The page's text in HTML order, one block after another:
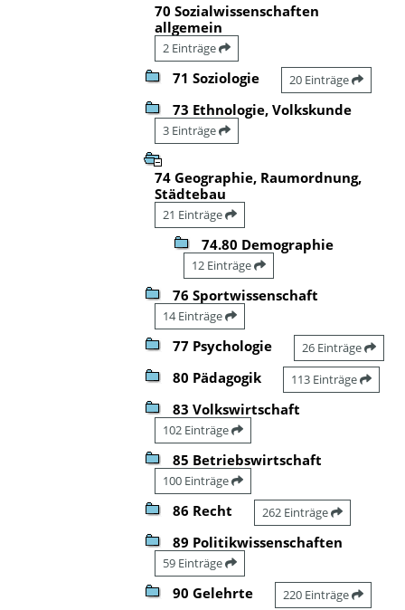
70 Sozialwissenschaften
allgemein
2 Einträge
71 Soziologie 20 Einträge
73 Ethnologie, Volkskunde
3 Einträge
74 Geographie, Raumordnung,
Städtebau
21 Einträge
74.80 Demographie
12 Einträge
76 Sportwissenschaft
14 Einträge
77 Psychologie 26 Einträge
80 Pädagogik 113 Einträge
83 Volkswirtschaft
102 Einträge
85 Betriebswirtschaft
100 Einträge
86 Recht 262 Einträge
89 Politikwissenschaften
59 Einträge
90 Gelehrte 220 Einträge